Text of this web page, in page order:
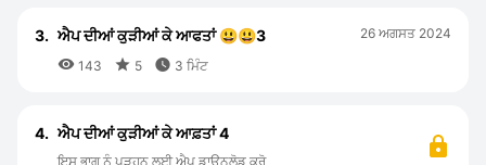
3. ਐਪ ਦੀਆਂ ਕੁੜੀਆਂ ਕੇ ਆਫਤਾਂ 😃😃3
 143  5  3 ਮਿੰਟ
26 ਅਗਸਤ 2024
4. ਐਪ ਦੀਆਂ ਕੁੜੀਆਂ ਕੇ ਆਫ਼ਤਾਂ 4
ਇਸ ਭਾਗ ਨੂੰ ਪੜ੍ਹਨ ਲਈ ਐਪ ਡਾਊਨਲੋਡ ਕਰੋ